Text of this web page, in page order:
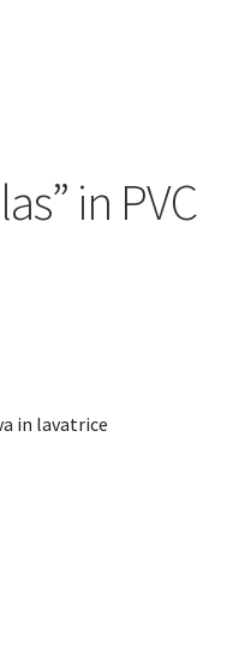
in PVC
in lavatrice